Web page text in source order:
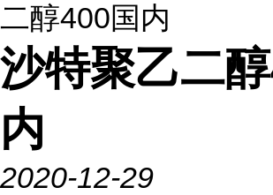
二醇400国内
沙特聚乙二
内
2020-12-29